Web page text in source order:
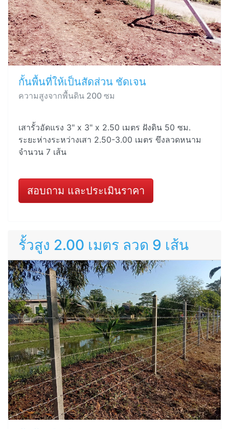
กั้นพื้นที่ให้เป็นสัดส่วน ชัดเจน
ความสูงจากพื้นดิน 200 ซม
เสารั้วอัดแรง 3" x 3" x 2.50 เมตร ฝังดิน 50 ซม.
ระยะห่างระหว่างเสา 2.50-3.00 เมตร ขึงลวดหนาม
จำนวน 7 เส้น
สอบถาม และประเมินราคา
รั้วสูง 2.00 เมตร ลวด 9 เส้น